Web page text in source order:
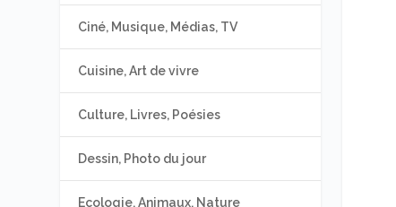
Ciné, Musique, Médias, TV
Cuisine, Art de vivre
Culture, Livres, Poésies
Dessin, Photo du jour
Ecologie, Animaux, Nature